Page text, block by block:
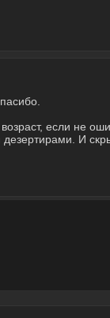
если не
И